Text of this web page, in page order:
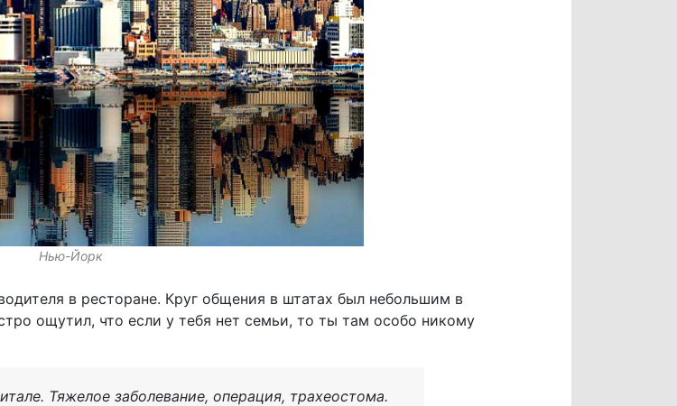
Нью-Йорк
в ресторане. Круг общения в штатах был небольшим в
ощутил, что если у тебя нет семьи, то ты там особо никому
Тяжелое заболевание, операция, трахеостома.